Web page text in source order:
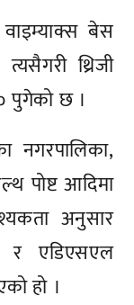
बेस
थ्रिजी
पुगेको छ ।
नगरपालिका,
पोष्ट आदिमा
अनुसार
र एडिएसएल
हो ।